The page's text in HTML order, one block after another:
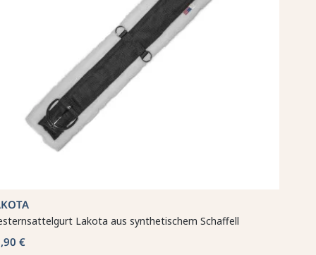
Lakota aus synthetischem Schaffell
€